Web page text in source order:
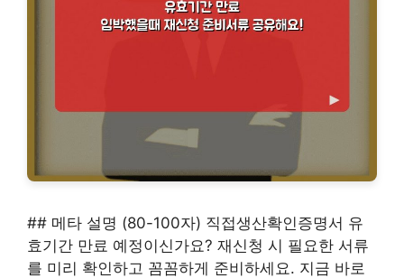
## 메타 설명 (80-100자) 직접생산확인증명서 유
효기간 만료 예정이신가요? 재신청 시 필요한 서류
를 미리 확인하고 꼼꼼하게 준비하세요. 지금 바로